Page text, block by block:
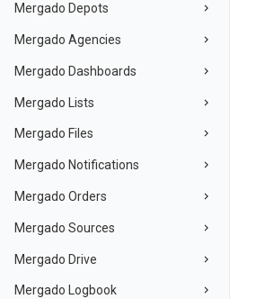
Mergado Depots
Mergado Agencies
Mergado Dashboards
Mergado Lists
Mergado Files
Mergado Notifications
Mergado Orders
Mergado Sources
Mergado Drive
Mergado Logbook